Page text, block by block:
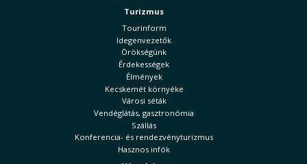
Turizmus
Tourinform
Idegenvezetők
Örökségünk
Érdekességek
Élmények
Kecskemét környéke
Városi séták
Vendéglátás, gasztronómia
Szállás
Konferencia- és rendezvényturizmus
Hasznos infók